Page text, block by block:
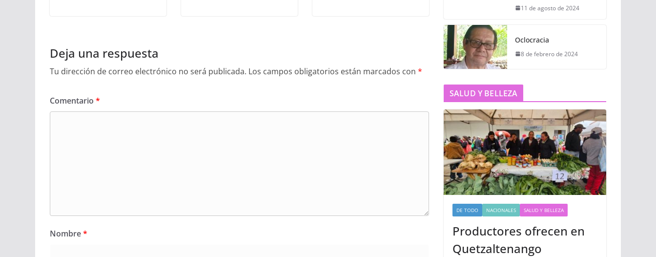
Deja una respuesta
Tu dirección de correo electrónico no será publicada. Los campos obligatorios están marcados con *
Comentario *
Nombre*
11 de agosto de 2024
Oclocracia
8 de febrero de 2024
SALUD Y BELLEZA
DE TODO NACIONALES SALUD Y BELLEZA
Productores ofrecen en
Quetzaltenango